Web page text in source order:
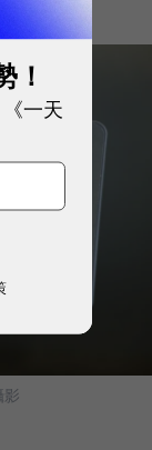
影
！
一天